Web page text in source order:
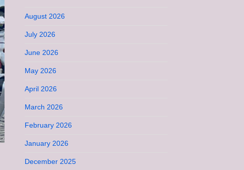
August 2026
July 2026
June 2026
May 2026
April 2026
March 2026
February 2026
January 2026
December 2025